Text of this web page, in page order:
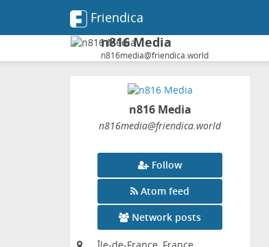
Friendica
n816 Media
n816media@friendica.world
n816 Media
n816media@friendica.world
Follow
Atom feed
Network posts